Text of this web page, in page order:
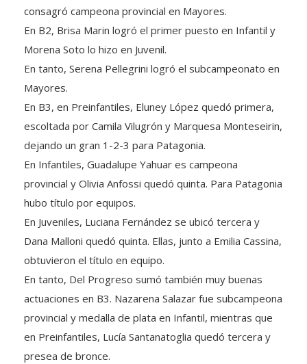
consagró campeona provincial en Mayores.
En B2, Brisa Marin logró el primer puesto en Infantil y
Morena Soto lo hizo en Juvenil.
En tanto, Serena Pellegrini logró el subcampeonato en
Mayores.
En B3, en Preinfantiles, Eluney López quedó primera,
escoltada por Camila Vilugrón y Marquesa Monteseirin,
dejando un gran 1-2-3 para Patagonia.
En Infantiles, Guadalupe Yahuar es campeona
provincial y Olivia Anfossi quedó quinta. Para Patagonia
hubo título por equipos.
En Juveniles, Luciana Fernández se ubicó tercera y
Dana Malloni quedó quinta. Ellas, junto a Emilia Cassina,
obtuvieron el título en equipo.
En tanto, Del Progreso sumó también muy buenas
actuaciones en B3. Nazarena Salazar fue subcampeona
provincial y medalla de plata en Infantil, mientras que
en Preinfantiles, Lucía Santanatoglia quedó tercera y
presea de bronce.